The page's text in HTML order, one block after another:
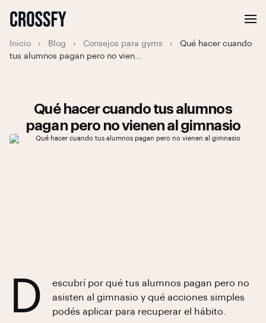
Inicio › Blog › Consejos para gyms ›
Qué hacer cuando
tus alumnos pagan pero no vien...
Qué hacer cuando tus alumnos
pagan pero no vienen al gimnasio
D
escubrí por qué tus alumnos pagan pero no
asisten al gimnasio y qué acciones simples
podés aplicar para recuperar el hábito.